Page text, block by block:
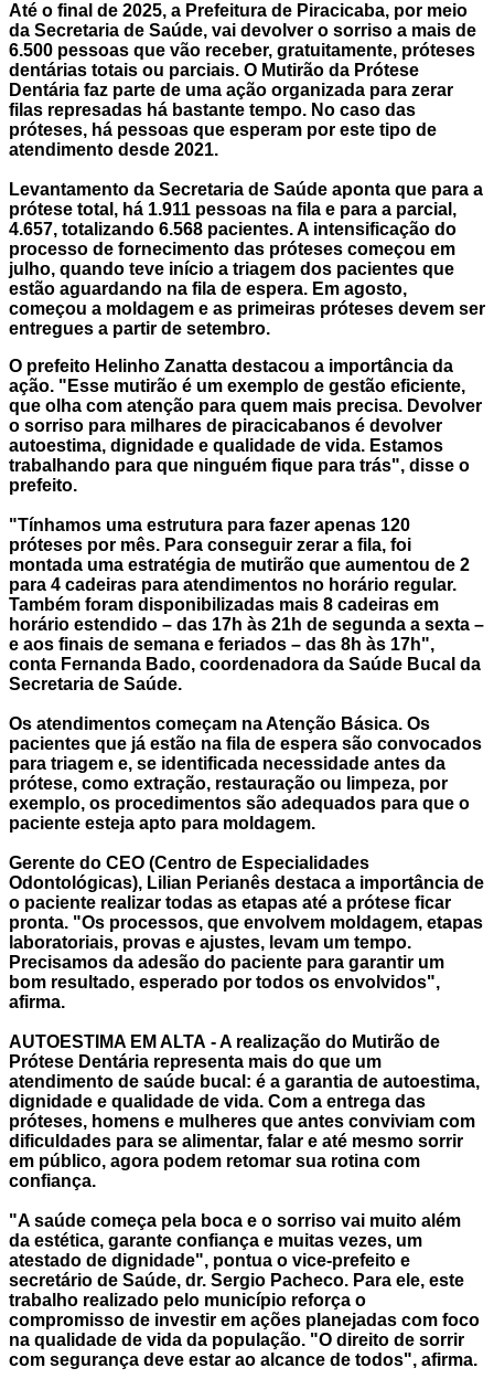
Até o final de 2025, a Prefeitura de Piracicaba, por meio
da Secretaria de Saúde, vai devolver o sorriso a mais de
6.500 pessoas que vão receber, gratuitamente, próteses
dentárias totais ou parciais. O Mutirão da Prótese
Dentária faz parte de uma ação organizada para zerar
filas represadas há bastante tempo. No caso das
próteses, há pessoas que esperam por este tipo de
atendimento desde 2021.
Levantamento da Secretaria de Saúde aponta que para a
prótese total, há 1.911 pessoas na fila e para a parcial,
4.657, totalizando 6.568 pacientes. A intensificação do
processo de fornecimento das próteses começou em
julho, quando teve início a triagem dos pacientes que
estão aguardando na fila de espera. Em agosto,
começou a moldagem e as primeiras próteses devem ser
entregues a partir de setembro.
O prefeito Helinho Zanatta destacou a importância da
ação. "Esse mutirão é um exemplo de gestão eficiente,
que olha com atenção para quem mais precisa. Devolver
o sorriso para milhares de piracicabanos é devolver
autoestima, dignidade e qualidade de vida. Estamos
trabalhando para que ninguém fique para trás", disse o
prefeito.
"Tínhamos uma estrutura para fazer apenas 120
próteses por mês. Para conseguir zerar a fila, foi
montada uma estratégia de mutirão que aumentou de 2
para 4 cadeiras para atendimentos no horário regular.
Também foram disponibilizadas mais 8 cadeiras em
horário estendido – das 17h às 21h de segunda a sexta –
e aos finais de semana e feriados – das 8h às 17h",
conta Fernanda Bado, coordenadora da Saúde Bucal da
Secretaria de Saúde.
Os atendimentos começam na Atenção Básica. Os
pacientes que já estão na fila de espera são convocados
para triagem e, se identificada necessidade antes da
prótese, como extração, restauração ou limpeza, por
exemplo, os procedimentos são adequados para que o
paciente esteja apto para moldagem.
Gerente do CEO (Centro de Especialidades
Odontológicas), Lilian Perianês destaca a importância de
o paciente realizar todas as etapas até a prótese ficar
pronta. "Os processos, que envolvem moldagem, etapas
laboratoriais, provas e ajustes, levam um tempo.
Precisamos da adesão do paciente para garantir um
bom resultado, esperado por todos os envolvidos",
afirma.
AUTOESTIMA EM ALTA - A realização do Mutirão de
Prótese Dentária representa mais do que um
atendimento de saúde bucal: é a garantia de autoestima,
dignidade e qualidade de vida. Com a entrega das
próteses, homens e mulheres que antes conviviam com
dificuldades para se alimentar, falar e até mesmo sorrir
em público, agora podem retomar sua rotina com
confiança.
"A saúde começa pela boca e o sorriso vai muito além
da estética, garante confiança e muitas vezes, um
atestado de dignidade", pontua o vice-prefeito e
secretário de Saúde, dr. Sergio Pacheco. Para ele, este
trabalho realizado pelo município reforça o
compromisso de investir em ações planejadas com foco
na qualidade de vida da população. "O direito de sorrir
com segurança deve estar ao alcance de todos", afirma.